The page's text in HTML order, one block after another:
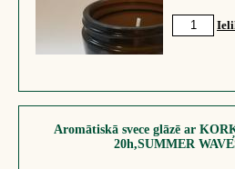
Aromātiskā svece glāzē ar
20h,SUMMER